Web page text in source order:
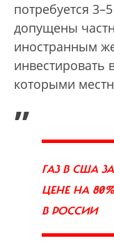
потребуется
допущены
иностранным
инвестировать
которыми
„
ГАЗ В США
ЦЕНЕ НА
В РОССИИ